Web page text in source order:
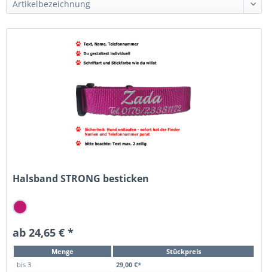
Halsband STRONG besticken
ab 24,65 € *
Menge
Stückpreis
bis 3
29,00 €*